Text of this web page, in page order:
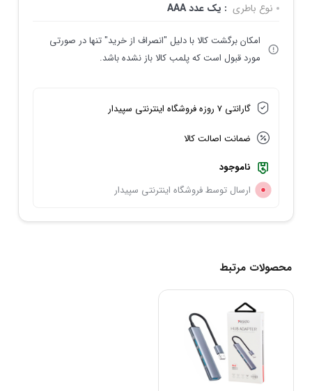
نوع باطری : یک عدد AAA
امکان برگشت کالا با دلیل "انصراف از خرید" تنها در صورتی
مورد قبول است که پلمب کالا باز نشده باشد.
گارانتی 7 روزه فروشگاه اینترنتی سپیدار
ضمانت اصالت کالا
ناموجود
ارسال توسط فروشگاه اینترنتی سپیدار
محصولات مرتبط